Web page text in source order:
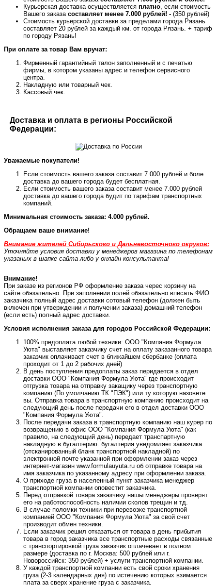
Курьерская доставка осуществляется платно, если стоимость
Вашего заказа составляет менее 7.000 рублей! - (350 рублей)
Стоимость курьерской доставки за пределами города Рязань
составляет 20 рублей за каждый км. от города Рязань. + тариф
по городу Рязань!
При оплате за товар Вам вручат:
Фирменный гарантийный талон заполненный и с печатью
фирмы, в котором указаны адрес и телефон сервисного
центра.
Накладную или товарный чек.
Кассовый чек.
Доставка и оплата в регионы Российской
Федерации:
Уважаемые покупатели!
Если стоимость вашего заказа составит 7.000 рублей и боле
доставка до вашего города будет бесплатная.
Если стоимость вашего заказа составит менее 7.000 рублей
доставка до вашего города будит по тарифам транспортных
компаний.
Минимальная стоимость заказа: 4.000 рублей.
Обращаем ваше внимание!
Внимание жителей Сибирьского и Дальневосточного округов:
Уточняйте условия доставки у менеджеров магазина по телефонам
указаных в шапке сайта либо у онлайн консультанта!
Внимание!
При заказе из регионов РФ оформление заказа черес корзину на
сайте обязательно. При заполнении полей обязательно вписать ФИО
заказчика полный адрес доставки сотовый телефон (должен быть
включен при утверждении и получении заказа) домашний телефон
(если есть) полный адрес доставки.
Условия исполнения заказа для городов Российской Федерации:
100% предоплата любой техники: ООО "Компания Формула
Уюта" выставляет заказчику счет на оплату заказанного товара
заказчик оплачивает счет в ближайшем сбербанке (оплата
проходит от 1 до 2 рабочих дней)
В день поступления предоплаты заказ перидается в отдел
доставки ООО "Компания Формула Уюта" где происходит
отгрузка товара на отправку закащику через транспортную
компанию (По умолчанию ТК "ПЭК") или ту которую назовете
вы. Отправка товара в транспортную компанию происходит на
следующий день после передачи его в отдел доставки ООО
"Компания Формула Уюта".
После передачи заказа в транспортную компанию наш курер по
возвращению в офис ООО "Компания Формула Уюта" (как
правило, на следующий день) передает транспартную
накладную в бугалтерию. бугалтерия уведомляет заказчика
(отсканированный бланк транспортной накладной) по
электронной почте указанной при оформлении заказ через
интернет-магазин www.formulauyuta.ru об отправке товара на
имя заказчика по указанному адресу при оформлении заказа.
О приходе груза в населенный пункт заказчика менеджер
транспортной компании оповестит заказчика.
Перед отправкой товара заказчику нашы менеджеры проверят
его на работоспособность наличии сколов трещин и тд.
В случае поломки техники при перевозке транспортной
компанией ООО "Компания Формула Уюта" за свой счет
производит обмен техники.
Если заказчик решил отказаться от товара в день прибытия
товара в город заказчика все транспортные расходы связанные
с транспортировкой груза заказчик оплачевает в полном
размере (доставка по г. Москва: 500 рублей или г.
Новороссийск: 350 рублей) + услуги транспортной компании.
У каждой транспортной компании есть свой сроки хранения
груза (2-3 календарных дня) по истечению которых взимается
плата за сверх хранение груза с заказчика.